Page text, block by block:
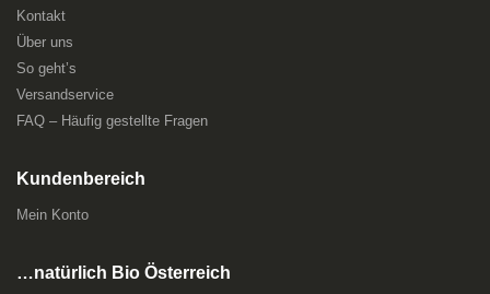
Kontakt
Über uns
So geht’s
Versandservice
FAQ – Häufig gestellte Fragen
Kundenbereich
Mein Konto
…natürlich Bio Österreich